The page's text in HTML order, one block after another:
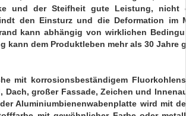
und der Steifheit gute Leistung, nicht
den Einsturz und die Deformation im
kann abhängig von wirklichen
kann dem Produktleben mehr als 30 Jahre
mit korrosionsbeständigem
Dach, großer Fassade, Zeichen und
Aluminiumbienenwabenplatte wird mit